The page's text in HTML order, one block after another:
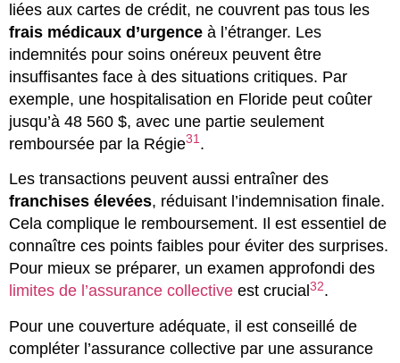
liées aux cartes de crédit, ne couvrent pas tous les
frais médicaux d’urgence à l’étranger. Les
indemnités pour soins onéreux peuvent être
insuffisantes face à des situations critiques. Par
exemple, une hospitalisation en Floride peut coûter
jusqu’à 48 560 $, avec une partie seulement
remboursée par la Régie31.
Les transactions peuvent aussi entraîner des
franchises élevées, réduisant l’indemnisation finale.
Cela complique le remboursement. Il est essentiel de
connaître ces points faibles pour éviter des surprises.
Pour mieux se préparer, un examen approfondi des
limites de l’assurance collective est crucial 32.
Pour une couverture adéquate, il est conseillé de
compléter l’assurance collective par une assurance